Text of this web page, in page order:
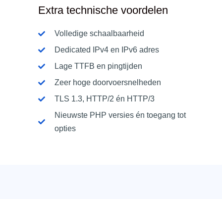
Extra technische voordelen
Volledige schaalbaarheid
Dedicated IPv4 en IPv6 adres
Lage TTFB en pingtijden
Zeer hoge doorvoersnelheden
TLS 1.3, HTTP/2 én HTTP/3​
Nieuwste PHP versies én toegang tot
opties​​